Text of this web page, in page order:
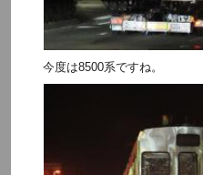
今度は8500系ですね。